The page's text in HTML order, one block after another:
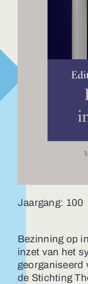
Jaargang: 100
Bezinning op
inzet van het
georganiseerd
de Stichting